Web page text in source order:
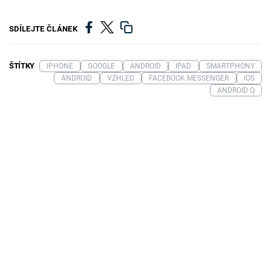
SDÍLEJTE ČLÁNEK
ŠTÍTKY IPHONE GOOGLE ANDROID IPAD
SMARTPHONY
ANDROID
VZHLED FACEBOOK MESSENGER
IOS
ANDROID Q